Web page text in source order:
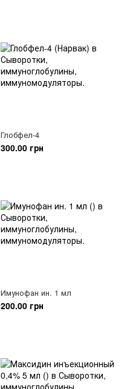
Глобфел-4
300.00 грн
Имунофан ин. 1 мл
200.00 грн